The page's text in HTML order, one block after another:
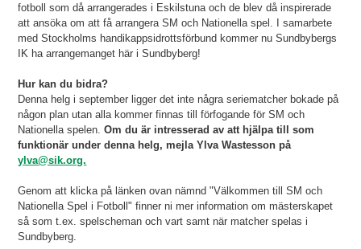
fotboll som då arrangerades i Eskilstuna och de blev då inspirerade
att ansöka om att få arrangera SM och Nationella spel. I samarbete
med Stockholms handikappsidrottsförbund kommer nu Sundbybergs
IK ha arrangemanget här i Sundbyberg!
Hur kan du bidra?
Denna helg i september ligger det inte några seriematcher bokade på
någon plan utan alla kommer finnas till förfogande för SM och
Nationella spelen.Om du är intresserad av att hjälpa till som
funktionär under denna helg, mejla Ylva Wastesson på
ylva@sik.org.
Genom att klicka på länken ovan nämnd "Välkommen till SM och
Nationella Spel i Fotboll" finner ni mer information om mästerskapet
så som t.ex. spelscheman och vart samt när matcher spelas i
Sundbyberg.